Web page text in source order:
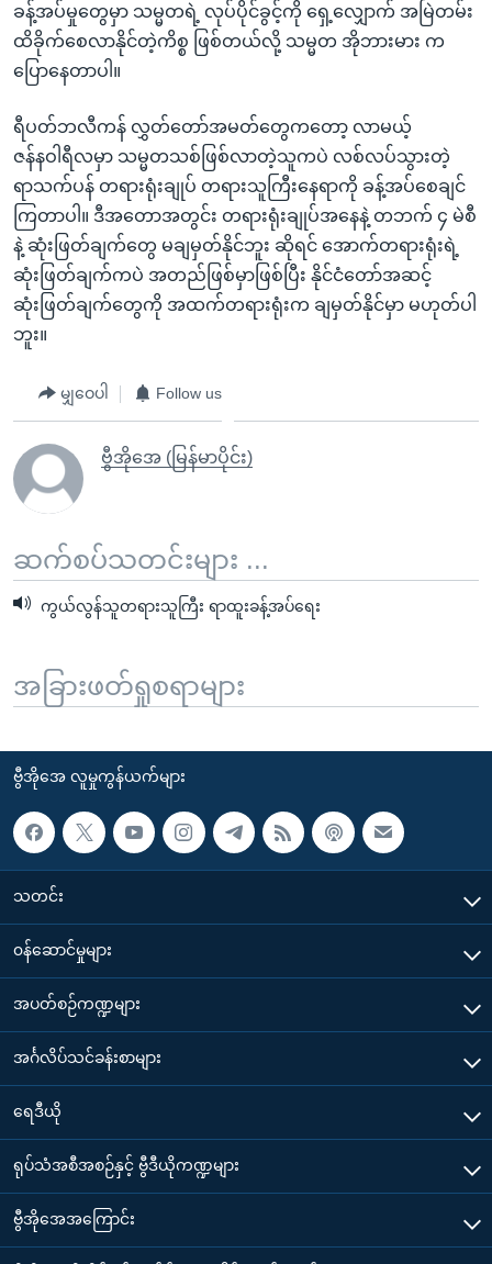
ခန့်အပ်မှုတွေမှာ သမ္မတရဲ့ လုပ်ပိုင်ခွင့်ကို ရှေ့လျှောက် အမြဲတမ်း
ထိခိုက်စေလာနိုင်တဲ့ကိစ္စ ဖြစ်တယ်လို့ သမ္မတ အိုဘားမား က
ပြောနေတာပါ။
ရီပတ်ဘလီကန် လွှတ်တော်အမတ်တွေကတော့ လာမယ့်
ဇန်နဝါရီလမှာ သမ္မတသစ်ဖြစ်လာတဲ့သူကပဲ လစ်လပ်သွားတဲ့
ရာသက်ပန် တရားရုံးချုပ် တရားသူကြီးနေရာကို ခန့်အပ်စေချင်
ကြတာပါ။ ဒီအတောအတွင်း တရားရုံးချုပ်အနေနဲ့ တဘက် ၄ မဲစီ
နဲ့ ဆုံးဖြတ်ချက်တွေ မချမှတ်နိုင်ဘူး ဆိုရင် အောက်တရားရုံးရဲ့
ဆုံးဖြတ်ချက်ကပဲ အတည်ဖြစ်မှာဖြစ်ပြီး နိုင်ငံတော်အဆင့်
ဆုံးဖြတ်ချက်တွေကို အထက်တရားရုံးက ချမှတ်နိုင်မှာ မဟုတ်ပါ
ဘူး။
မျှဝေပါ Follow us
ဗွီအိုအေ (မြန်မာပိုင်း)
ဆက်စပ်သတင်းများ ...
ကွယ်လွန်သူတရားသူကြီး ရာထူးခန့်အပ်ရေး
အခြားဖတ်ရှုစရာများ
ဗွီအိုအေ လူမှုကွန်ယက်များ
သတင်း
၀န်ဆောင်မှုများ
အပတ်စဉ်ကဏ္ဍများ
အင်္ဂလိပ်သင်ခန်းစာများ
ရေဒီယို
ရုပ်သံအစီအစဉ်နှင့် ဗွီဒီယိုကဏ္ဍများ
ဗွီအိုအေအကြောင်း